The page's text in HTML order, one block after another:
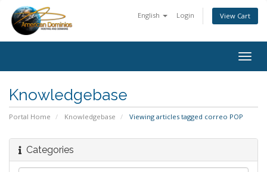
English Login View Cart
Knowledgebase
Portal Home Knowledgebase Viewing articles tagged correo POP
Categories